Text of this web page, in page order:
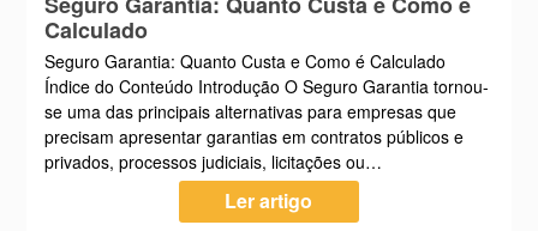
Calculado
Seguro Garantia: Quanto Custa e Como é Calculado
Índice do Conteúdo Introdução O Seguro Garantia tornou-
se uma das principais alternativas para empresas que
precisam apresentar garantias em contratos públicos e
privados, processos judiciais, licitações ou…
Ler artigo